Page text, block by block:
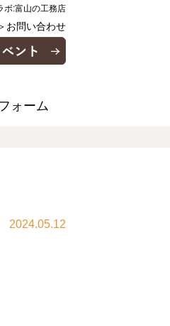
ボ:富山の工務店
お問い合わせ
ォーム
2024.05.12